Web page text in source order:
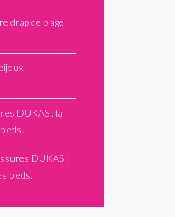
drap de plage
DUKAS : la
DUKAS :
pieds.